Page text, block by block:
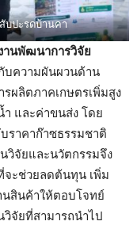
บปะรดบ้านคา
านพัฒนาการวิจัย
บความผันผวนด้าน
ผลิตภาคเกษตรเพิ่มสูง
ำ และค่าขนส่ง โดย
ราคาก๊าซธรรมชาติ
วิจัยและนวัตกรรมจึง
จะช่วยลดต้นทุน เพิ่ม
สินค้าให้ตอบโจทย์
จัยที่สามารถนำไป